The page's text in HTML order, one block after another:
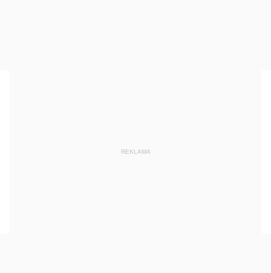
REKLAMA